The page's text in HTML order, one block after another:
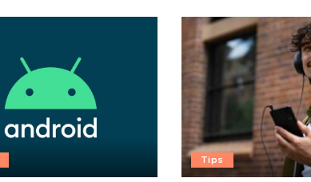
Tips